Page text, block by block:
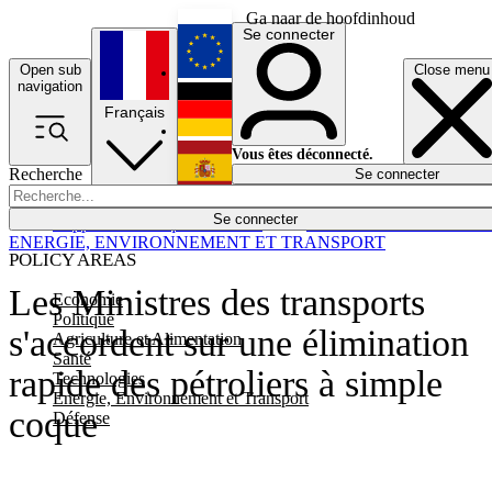
Ga naar de hoofdinhoud
Open sub
navigation
Close menu
Recherche
Se connecter
POLICY AREAS
Economie
Politique
Agriculture et Alimentation
Santé
Technologies
Energie, Environnement et Transport
Défense
Économie
Français
English
Deutsch
Español
Se connecter
Vous êtes déconnecté.
Se connecter
Les Ministres des transports
s'accordent sur une élimination
rapide des pétroliers à simple
coque
ENERGIE, ENVIRONNEMENT ET TRANSPORT